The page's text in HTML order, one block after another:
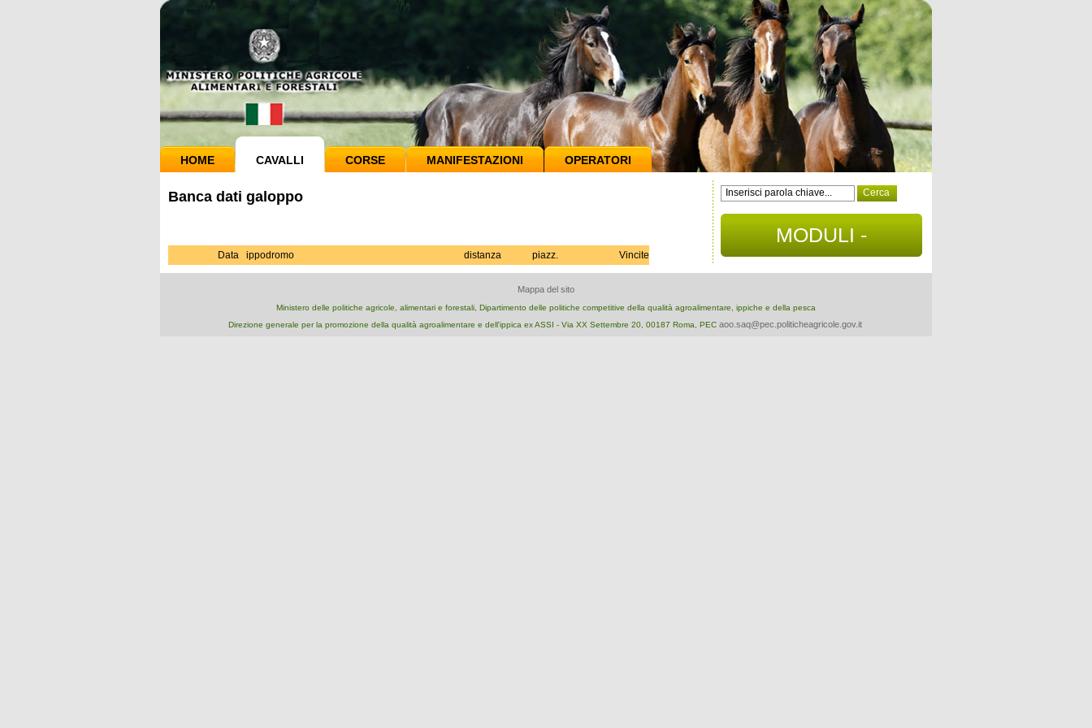
HOME CAVALLI CORSE MANIFESTAZIONI OPERATORI
Banca dati galoppo
Data ippodromo distanza piazz. Vincite
MODULI -
DOCUMENTI
Mappa del sito
Ministero delle politiche agricole, alimentari e forestali, Dipartimento delle politiche competitive della qualità agroalimentare, ippiche e della pesca
Direzione generale per la promozione della qualità agroalimentare e dell'ippica ex ASSI - Via XX Settembre 20, 00187 Roma, PEC aoo.saq@pec.politicheagricole.gov.it